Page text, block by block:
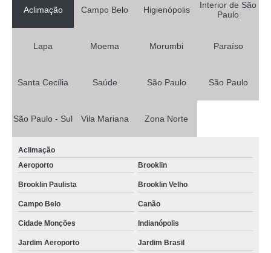
Aclimação Campo Belo Higienópolis
Interior de São
Paulo
Lapa Moema Morumbi Paraíso
Santa Cecília Saúde São Paulo São Paulo
São Paulo - Sul Vila Mariana Zona Norte
Aclimação
Aeroporto
Brooklin
Brooklin Paulista Brooklin Velho
Campo Belo Canão
Cidade Monções Indianópolis
Jardim Aeroporto Jardim Brasil